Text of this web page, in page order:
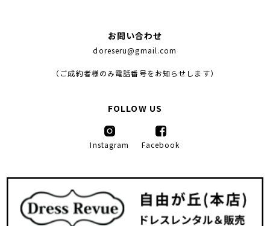
お問い合わせ
doreseru@gmail.com
（ご成約者様のみ電話番号をお知らせします）
FOLLOW US
Instagram Facebook